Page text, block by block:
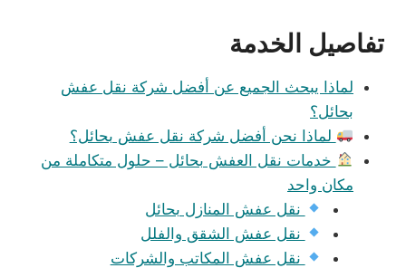
تفاصيل الخدمة
لماذا يبحث الجميع عن أفضل شركة نقل عفش
بحائل؟
لماذا نحن أفضل شركة نقل عفش بحائل؟
خدمات نقل العفش بحائل – حلول متكاملة من
مكان واحد
نقل عفش المنازل بحائل
نقل عفش الشقق والفلل
نقل عفش المكاتب والشركات